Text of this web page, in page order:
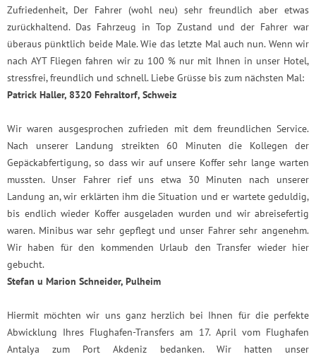
Zufriedenheit, Der Fahrer (wohl neu) sehr freundlich aber etwas
zurückhaltend. Das Fahrzeug in Top Zustand und der Fahrer war
überaus pünktlich beide Male. Wie das letzte Mal auch nun. Wenn wir
nach AYT Fliegen fahren wir zu 100 % nur mit Ihnen in unser Hotel,
stressfrei, freundlich und schnell. Liebe Grüsse bis zum nächsten Mal:
Patrick Haller, 8320 Fehraltorf, Schweiz
Wir waren ausgesprochen zufrieden mit dem freundlichen Service.
Nach unserer Landung streikten 60 Minuten die Kollegen der
Gepäckabfertigung, so dass wir auf unsere Koffer sehr lange warten
mussten. Unser Fahrer rief uns etwa 30 Minuten nach unserer
Landung an, wir erklärten ihm die Situation und er wartete geduldig,
bis endlich wieder Koffer ausgeladen wurden und wir abreisefertig
waren. Minibus war sehr gepflegt und unser Fahrer sehr angenehm.
Wir haben für den kommenden Urlaub den Transfer wieder hier
gebucht.
Stefan u Marion Schneider, Pulheim
Hiermit möchten wir uns ganz herzlich bei Ihnen für die perfekte
Abwicklung Ihres Flughafen-Transfers am 17. April vom Flughafen
Antalya zum Port Akdeniz bedanken. Wir hatten unser